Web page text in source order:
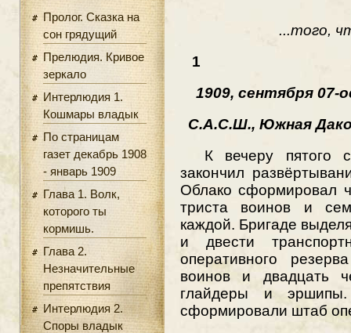
Пролог. Сказка на
сон грядущий
Прелюдия. Кривое
зеркало
Интерлюдия 1.
Кошмары владык
По страницам
газет декабрь 1908
- январь 1909
Глава 1. Волк,
которого ты
кормишь.
Глава 2.
Незначительные
препятствия
Интерлюдия 2.
Споры владык
...того,
1
1909, сентября 07-
С.А.С.Ш., Южная
К вечеру пятого
закончил
Облако сформировал
триста воинов и
каждой. Бригаде
и двести
оперативного
воинов и двадцать
глайдеры и
сформировали штаб